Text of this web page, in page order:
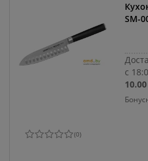
SM-
с
(0)